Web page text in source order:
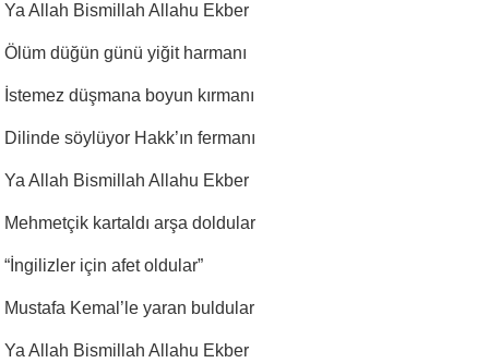
Ya Allah Bismillah Allahu Ekber
Ölüm düğün günü yiğit harmanı
İstemez düşmana boyun kırmanı
Dilinde söylüyor Hakk’ın fermanı
Ya Allah Bismillah Allahu Ekber
Mehmetçik kartaldı arşa doldular
“ İngilizler için afet oldular”
Mustafa Kemal’le yaran buldular
Ya Allah Bismillah Allahu Ekber